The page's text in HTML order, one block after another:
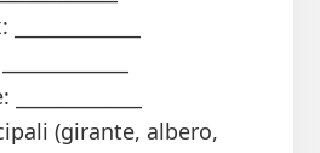
(girante, albero,